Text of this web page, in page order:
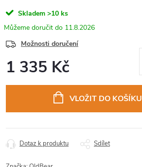
Skladem >10 ks
11.8.2026
Možnosti doručení
1 335 Kč
VLOŽIT DO KOŠÍKU
Dotaz k produktu Sdílet